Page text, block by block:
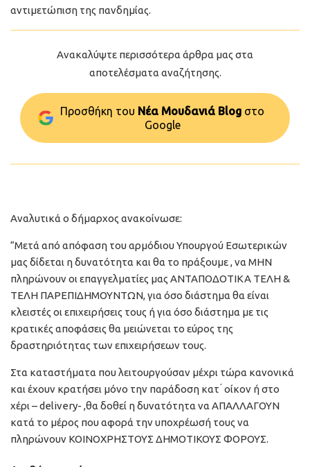
αντιμετώπιση της πανδημίας.
Ανακαλύψτε περισσότερα άρθρα μας στα
αποτελέσματα αναζήτησης.
Προσθήκη του Νέα Μουδανιά Blog στo
Google
Αναλυτικά ο δήμαρχος ανακοίνωσε:
“Μετά από απόφαση του αρμόδιου Υπουργού Εσωτερικών
μας δίδεται η δυνατότητα και θα το πράξουμε , να ΜΗΝ
πληρώνουν οι επαγγελματίες μας ΑΝΤΑΠΟΔΟΤΙΚΑ ΤΕΛΗ &
ΤΕΛΗ ΠΑΡΕΠΙΔΗΜΟΥΝΤΩΝ, για όσο διάστημα θα είναι
κλειστές οι επιχειρήσεις τους ή για όσο διάστημα με τις
κρατικές αποφάσεις θα μειώνεται το εύρος της
δραστηριότητας των επιχειρήσεων τους.
Στα καταστήματα που λειτουργούσαν μέχρι τώρα κανονικά
και έχουν κρατήσει μόνο την παράδοση κατ ́ οίκον ή στο
χέρι – delivery- ,θα δοθεί η δυνατότητα να ΑΠΑΛΛΑΓΟΥΝ
κατά το μέρος που αφορά την υποχρέωσή τους να
πληρώνουν ΚΟΙΝΟΧΡΗΣΤΟΥΣ ΔΗΜΟΤΙΚΟΥΣ ΦΟΡΟΥΣ.